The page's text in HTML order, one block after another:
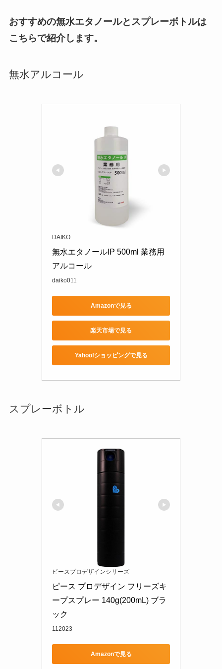
おすすめの無水エタノールとスプレーボトルは
こちらで紹介します。
無水アルコール
DAIKO
無水エタノールIP 500ml 業務用
アルコール
daiko011
Amazonで見る
楽天市場で見る
Yahoo!ショッピングで見る
スプレーボトル
ピースプロデザインシリーズ
ピース プロデザイン フリーズキ
ープスプレー 140g(200mL) ブラ
ック
112023
Amazonで見る